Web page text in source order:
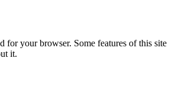
for your browser. Some features of this site
it.